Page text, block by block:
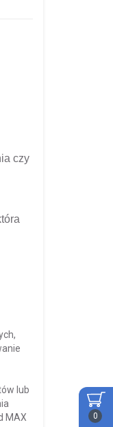
0
czy
lub
MAX